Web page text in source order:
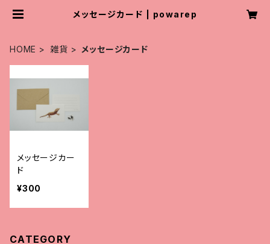
メッセージカード | powarep
HOME 雑貨 メッセージカード
メッセージカー
ド
¥300
CATEGORY